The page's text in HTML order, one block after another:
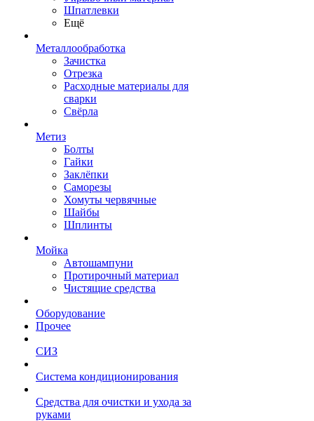
Шпатлевки
Ещё
Металлообработка
Зачистка
Отрезка
Расходные материалы для
сварки
Свёрла
Метиз
Болты
Гайки
Заклёпки
Саморезы
Хомуты червячные
Шайбы
Шплинты
Мойка
Автошампуни
Протирочный материал
Чистящие средства
Оборудование
Прочее
СИЗ
Система кондиционирования
Средства для очистки и ухода за
руками